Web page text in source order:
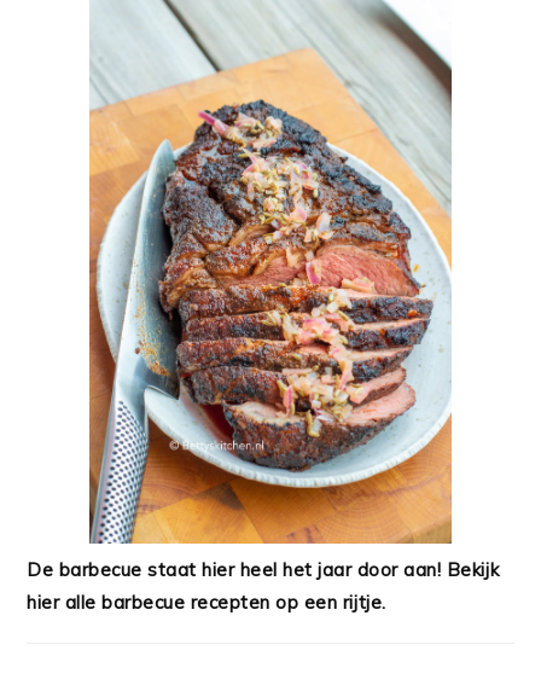
De barbecue staat hier heel het jaar door aan! Bekijk
hier alle barbecue recepten op een rijtje.